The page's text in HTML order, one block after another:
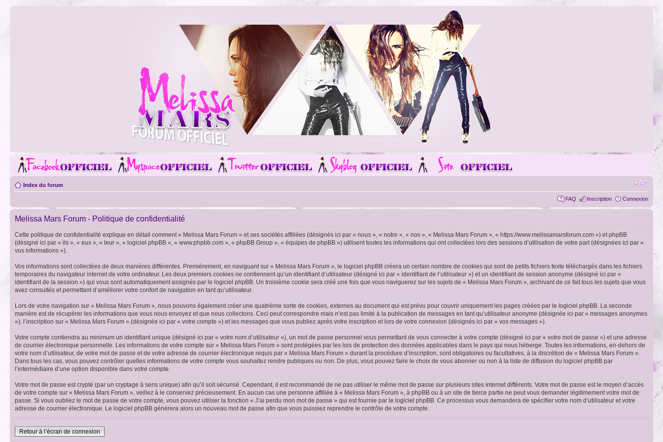
Index du forum
FAQ Inscription Connexion
Melissa Mars Forum - Politique de confidentialité
Cette politique de confidentialité explique en détail comment « Melissa Mars Forum » et ses sociétés affiliées (désignés ici par « nous », « notre », « nos », « Melissa Mars Forum », « https://www.melissamarsforum.com ») et phpBB
(désigné ici par « ils », « eux », « leur », « logiciel phpBB », « www.phpbb.com », « phpBB Group », « équipes de phpBB ») utilisent toutes les informations qui ont collectées lors des sessions d’utilisation de votre part (désignées ici par «
vos informations »).
Vos informations sont collectées de deux manières différentes. Premièrement, en naviguant sur « Melissa Mars Forum », le logiciel phpBB créera un certain nombre de cookies qui sont de petits fichiers texte téléchargés dans les fichiers
temporaires du navigateur internet de votre ordinateur. Les deux premiers cookies ne contiennent qu’un identifiant d’utilisateur (désigné ici par « identifiant de l’utilisateur ») et un identifiant de session anonyme (désigné ici par «
identifiant de la session ») qui vous sont automatiquement assignés par le logiciel phpBB. Un troisième cookie sera créé une fois que vous naviguerez sur les sujets de « Melissa Mars Forum », archivant de ce fait tous les sujets que vous
avez consultés et permettant d’améliorer votre confort de navigation en tant qu’utilisateur.
Lors de votre navigation sur « Melissa Mars Forum », nous pouvons également créer une quatrième sorte de cookies, externes au document qui est prévu pour couvrir uniquement les pages créées par le logiciel phpBB. La seconde
manière est de récupérer les informations que vous nous envoyez et que nous collectons. Ceci peut correspondre mais n’est pas limité à la publication de messages en tant qu’utilisateur anonyme (désignée ici par « messages anonymes
»), l’inscription sur « Melissa Mars Forum » (désignée ici par « votre compte ») et les messages que vous publiez après votre inscription et lors de votre connexion (désignés ici par « vos messages »).
Votre compte contiendra au minimum un identifiant unique (désigné ici par « votre nom d’utilisateur »), un mot de passe personnel vous permettant de vous connecter à votre compte (désigné ici par « votre mot de passe ») et une adresse
de courrier électronique personnelle. Les informations de votre compte sur « Melissa Mars Forum » sont protégées par les lois de protection des données applicables dans le pays qui nous héberge. Toutes les informations, en-dehors de
votre nom d’utilisateur, de votre mot de passe et de votre adresse de courrier électronique requis par « Melissa Mars Forum » durant la procédure d’inscription, sont obligatoires ou facultatives, à la discrétion de « Melissa Mars Forum ».
Dans tous les cas, vous pouvez contrôler quelles informations de votre compte vous souhaitez rendre publiques ou non. De plus, vous pouvez faire le choix de vous abonner ou non à la liste de diffusion du logiciel phpBB par
l’intermédiaire d’une option disponible dans votre compte.
Votre mot de passe est crypté (par un cryptage à sens unique) afin qu’il soit sécurisé. Cependant, il est recommandé de ne pas utiliser le même mot de passe sur plusieurs sites internet différents. Votre mot de passe est le moyen d’accès
de votre compte sur « Melissa Mars Forum », veillez à le conservez précieusement. En aucun cas une personne affiliée à « Melissa Mars Forum », à phpBB ou à un site de tierce partie ne peut vous demander légitimement votre mot de
passe. Si vous oubliez le mot de passe de votre compte, vous pouvez utiliser la fonction « J’ai perdu mon mot de passe » qui est fournie par le logiciel phpBB. Ce processus vous demandera de spécifier votre nom d’utilisateur et votre
adresse de courrier électronique. Le logiciel phpBB générera alors un nouveau mot de passe afin que vous puissiez reprendre le contrôle de votre compte.
Retour à l’écran de connexion